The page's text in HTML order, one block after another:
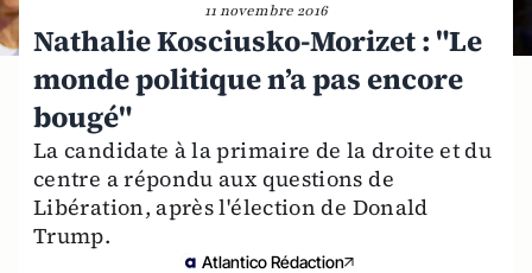
11 novembre 2016
Nathalie Kosciusko-Morizet : "Le
monde politique n’a pas encore
bougé"
La candidate à la primaire de la droite et du
centre a répondu aux questions de
Libération, après l'élection de Donald
Trump.
Atlantico Rédaction